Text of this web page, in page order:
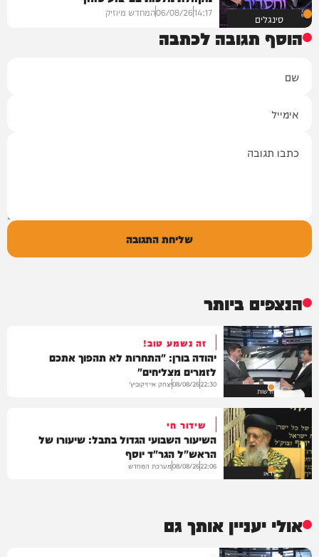
סינגלים 14:17
06/08/26המחדש מיוזיק
הוסף תגובה לכתבה
שליחת התגובה
הנצפים ביותר
חדשות
זה נשמע טוב!
יהודה בורן: "התחרות לא תהפוך אתכם
לזמרים מצליחים"
22:30
08/08/26יצחק אייזיקוביץ'
וידאו
שידור חי
השיעור השבועי הגדול בתבל: שיעורו של
הראש"ל הגר"ד יוסף
22:06
08/08/26מערכת המחדש
אולי יעניין אותך גם